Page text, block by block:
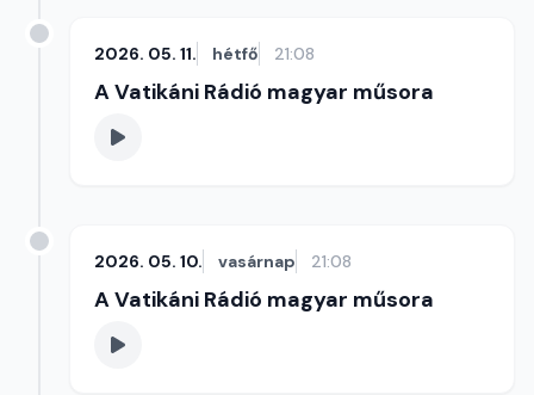
2026. 05. 11. hétfő 21:08
A Vatikáni Rádió magyar műsora
2026. 05. 10. vasárnap 21:08
A Vatikáni Rádió magyar műsora